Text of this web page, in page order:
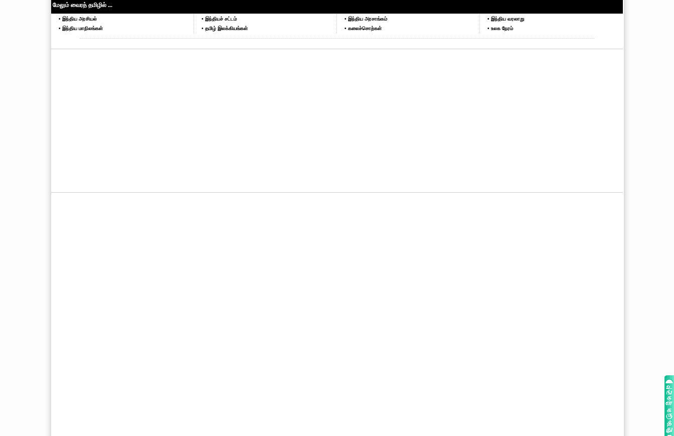
மேலும் வைரத் தமிழில் ...
• இந்திய அரசியல்
• இந்திய மாநிலங்கள்
• இந்தியச் சட்டம்
• தமிழ் இலக்கியங்கள்
• இந்திய அரசாங்கம்
• கலைச்சொற்கள்
• இந்திய வரலாறு
• உலக நேரம்